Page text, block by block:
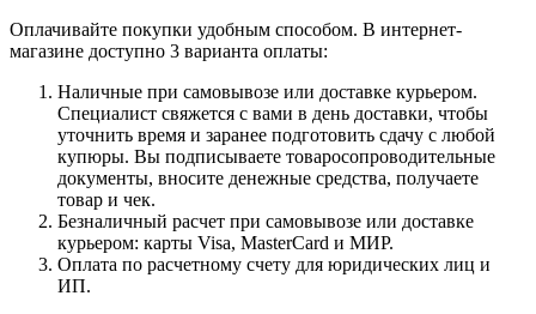
Оплачивайте покупки удобным способом. В интернет-
магазине доступно 3 варианта оплаты:
Наличные при самовывозе или доставке курьером.
Специалист свяжется с вами в день доставки, чтобы
уточнить время и заранее подготовить сдачу с любой
купюры. Вы подписываете товаросопроводительные
документы, вносите денежные средства, получаете
товар и чек.
Безналичный расчет при самовывозе или доставке
курьером: карты Visa, MasterCard и МИР.
Оплата по расчетному счету для юридических лиц и
ИП.